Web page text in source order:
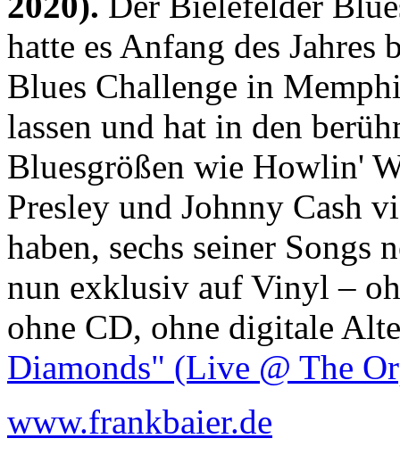
hatte es Anfang des
Blues Challenge in
lassen und hat in den
Bluesgrößen wie Howlin'
Presley und Johnny Cash
haben, sechs seiner Songs
nun exklusiv auf Vinyl –
ohne CD, ohne digitale
Diamonds" (Live @ The
www.frankbaier.de